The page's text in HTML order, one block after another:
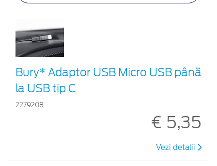
Bury* Adaptor USB Micro USB până
la USB tip C
2279208
€ 5,35
Vezi detalii